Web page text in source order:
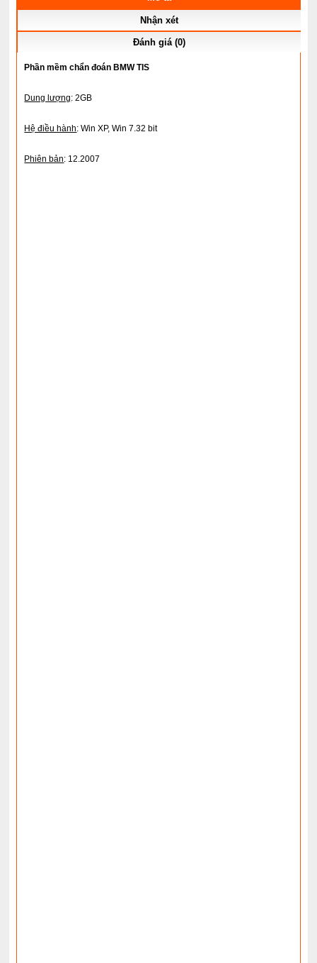
Nhận xét
Đánh giá (0)
Phần mềm chẩn đoán BMW TIS
Dung lượng: 2GB
Hệ điều hành:Win XP, Win 7.32 bit
Phiên bản: 12.2007